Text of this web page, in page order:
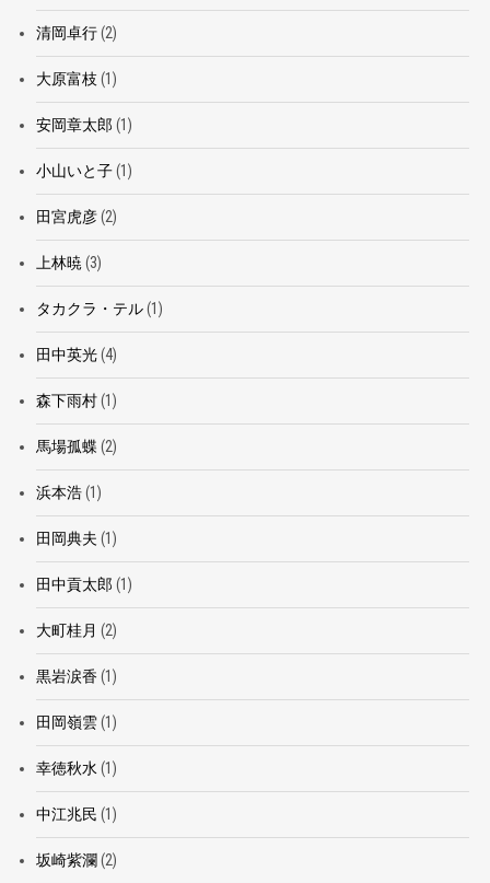
清岡卓行(2)
大原富枝 (1)
安岡章太郎 (1)
小山いと子(1)
田宮虎彦(2)
上林暁 (3)
タカクラ・テル(1)
田中英光(4)
森下雨村(1)
馬場孤蝶 (2)
浜本浩(1)
田岡典夫 (1)
田中貢太郎 (1)
大町桂月 (2)
黒岩涙香(1)
田岡嶺雲(1)
幸徳秋水 (1)
中江兆民 (1)
坂崎紫瀾 (2)